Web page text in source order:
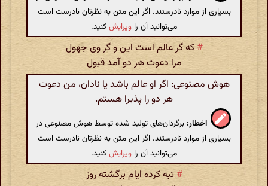
بسیاری از موارد نادرستند. اگر این متن به نظرتان نادرست است
می‌توانید آن را ویرایشکنید.
#که گر عالم است این و گر وی جهول
مرا دعوت هر دو آمد قبول
هوش مصنوعی: اگر او عالم باشد یا نادان، من دعوت
هر دو را پذیرا هستم.
اخطار: برگردان‌های تولید شده توسط هوش مصنوعی در
بسیاری از موارد نادرستند. اگر این متن به نظرتان نادرست است
می‌توانید آن را ویرایشکنید.
# تبه کرده ایام برگشته روز